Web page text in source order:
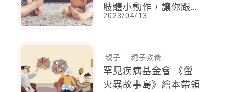
肢體小動作，讓你跟孩
子關係更親密，親子互
2023/04/13
親子 親子教養
罕見疾病基金會 《螢
火蟲故事島》繪本帶領